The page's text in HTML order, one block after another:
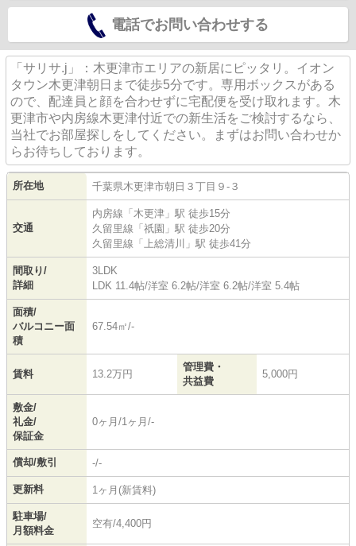
電話でお問い合わせする
「サリサ.j」：木更津市エリアの新居にピッタリ。イオン
タウン木更津朝日まで徒歩5分です。専用ボックスがある
ので、配達員と顔を合わせずに宅配便を受け取れます。木
更津市や内房線木更津付近での新生活をご検討するなら、
当社でお部屋探しをしてください。まずはお問い合わせか
らお待ちしております。
所在地 千葉県木更津市朝日 ３丁目９-３
交通
内房線 「 木更津 」駅 徒歩15分
久留里線 「 祇園 」駅 徒歩20分
久留里線 「 上総清川 」駅 徒歩41分
間取り/
詳細
3LDK
LDK 11.4帖/洋室 6.2帖/洋室 6.2帖/洋室 5.4帖
面積/
バルコニー面
積
67.54㎡/-
賃料 13.2万円
管理費・
共益費
5,000円
敷金/
礼金/
保証金
0ヶ月/1ヶ月/-
償却/敷引 -/-
更新料 1ヶ月(新賃料)
駐車場/
月額料金
空有/4,400円